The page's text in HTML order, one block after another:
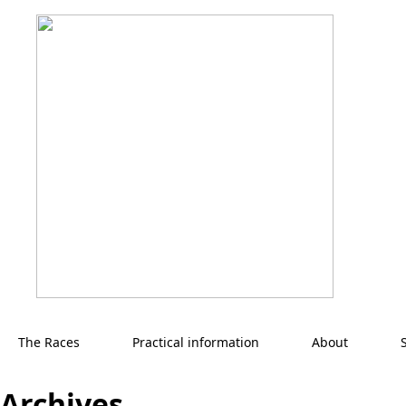
The Races Practical information About